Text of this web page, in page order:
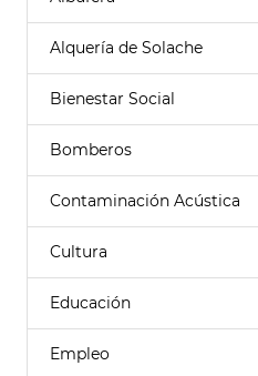
Alquería de Solache
Bienestar Social
Bomberos
Contaminación Acústica
Cultura
Educación
Empleo